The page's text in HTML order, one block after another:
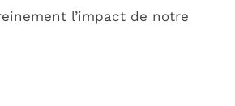
l’impact de notre